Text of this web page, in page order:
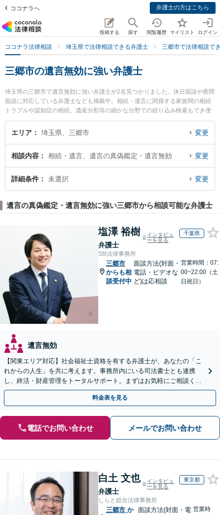
ココナラへ 弁護士の方はこちら
投稿する 探す 閲覧履歴 マイリスト ログイン
ココナラ法律相談 埼玉県で法律相談できる弁護士 三郷市で法律相談で
三郷市の遺言無効に強い弁護士
埼玉県の三郷市で遺言無効に強い弁護士が2名見つかりました。休日面談や夜間
面談に対応している弁護士なども掲載中。相続・遺言に関係する家族間の相続
トラブルや認知症の相続、遺産分割等の細かな分野での絞り込み検索もでき便
利です。特に三郷中央法律事務所の須賀 翼弁護士やみさと法律事務所の吉廣 慶
子弁護士のプロフィール情報や弁護士費用、強みなどが注目されています。
『初回相談無料で遺言無効を法律相談できる三郷市内の弁護士に相談予約した
い』などでお困りの相談者さんにおすすめです。
エリア 埼玉県、三郷市 変更
相談内容 相続・遺言、遺言の真偽鑑定・遺言無効 変更
詳細条件 未選択 変更
遺言の真偽鑑定・遺言無効に強い三郷市から相談可能な弁護士
塩澤 裕樹
弁護士
インタビュ
ーを見る
千葉県
Sfil法律事務所
三郷市
からも相
談受付中
面談方法(対面・
電話・ビデオな
ど)は応相談
営業時間：07:
00~22:00（土
日祝日）
遺言無効
【関東エリア対応】社会福祉士資格を有する弁護士が、あなたの「こ
れからの人生」を共に考えます。事務所内にいる司法書士とも連携
し、終活・財産管理をトータルサポート。まずはお気軽にご相談くだ
さい【休日・夜間相談可】【出張相談も柔軟に対応】
料金表を見る
電話でお問い合わせ メールでお問い合わせ
白土 文也
弁護士
インタビュ
ーを見る
東京都
しらと総合法律事務所
三郷市 か 面談方法(対面・電 営業時